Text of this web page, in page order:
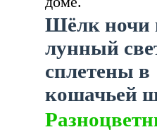
Шёлк ночи
лунный
сплетены в
кошачьей